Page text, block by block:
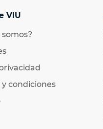
VIU
somos?
condiciones